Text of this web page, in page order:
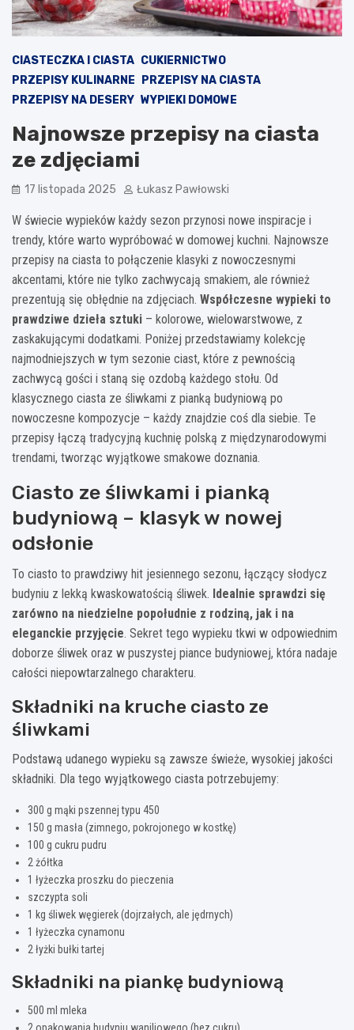
CIASTECZKA I CIASTA CUKIERNICTWO
PRZEPISY KULINARNE
PRZEPISY NA CIASTA
PRZEPISY NA DESERY WYPIEKI DOMOWE
Najnowsze przepisy na ciasta
ze zdjęciami
17 listopada 2025 Łukasz Pawłowski
W świecie wypieków każdy sezon przynosi nowe inspiracje i
trendy, które warto wypróbować w domowej kuchni. Najnowsze
przepisy na ciasta to połączenie klasyki z nowoczesnymi
akcentami, które nie tylko zachwycają smakiem, ale również
prezentują się obłędnie na zdjęciach. Współczesne wypieki to
prawdziwe dzieła sztuki – kolorowe, wielowarstwowe, z
zaskakującymi dodatkami. Poniżej przedstawiamy kolekcję
najmodniejszych w tym sezonie ciast, które z pewnością
zachwycą gości i staną się ozdobą każdego stołu. Od
klasycznego ciasta ze śliwkami z pianką budyniową po
nowoczesne kompozycje – każdy znajdzie coś dla siebie. Te
przepisy łączą tradycyjną kuchnię polską z międzynarodowymi
trendami, tworząc wyjątkowe smakowe doznania.
Ciasto ze śliwkami i pianką
budyniową – klasyk w nowej
odsłonie
To ciasto to prawdziwy hit jesiennego sezonu, łączący słodycz
budyniu z lekką kwaskowatością śliwek. Idealnie sprawdzi się
zarówno na niedzielne popołudnie z rodziną, jak i na
eleganckie przyjęcie. Sekret tego wypieku tkwi w odpowiednim
doborze śliwek oraz w puszystej piance budyniowej, która nadaje
całości niepowtarzalnego charakteru.
Składniki na kruche ciasto ze
śliwkami
Podstawą udanego wypieku są zawsze świeże, wysokiej jakości
składniki. Dla tego wyjątkowego ciasta potrzebujemy:
300 g mąki pszennej typu 450
150 g masła (zimnego, pokrojonego w kostkę)
100 g cukru pudru
2 żółtka
1 łyżeczka proszku do pieczenia
szczypta soli
1 kg śliwek węgierek (dojrzałych, ale jędrnych)
1 łyżeczka cynamonu
2 łyżki bułki tartej
Składniki na piankę budyniową
500 ml mleka